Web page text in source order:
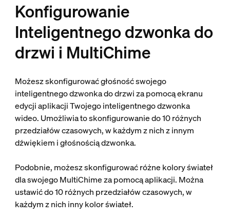
Konfigurowanie
Inteligentnego dzwonka do
drzwi i MultiChime
Możesz skonfigurować głośność swojego
inteligentnego dzwonka do drzwi za pomocą ekranu
edycji aplikacji Twojego inteligentnego dzwonka
wideo. Umożliwia to skonfigurowanie do 10 różnych
przedziałów czasowych, w każdym z nich z innym
dźwiękiem i głośnością dzwonka.
Podobnie, możesz skonfigurować różne kolory świateł
dla swojego MultiChime za pomocą aplikacji. Można
ustawić do 10 różnych przedziałów czasowych, w
każdym z nich inny kolor świateł.